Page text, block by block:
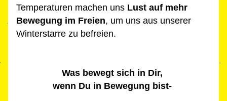
Temperaturen machen uns Lust auf mehr
Bewegung im Freien, um uns aus unserer
Winterstarre zu befreien.
Was bewegt sich in Dir,
wenn Du in Bewegung bist-